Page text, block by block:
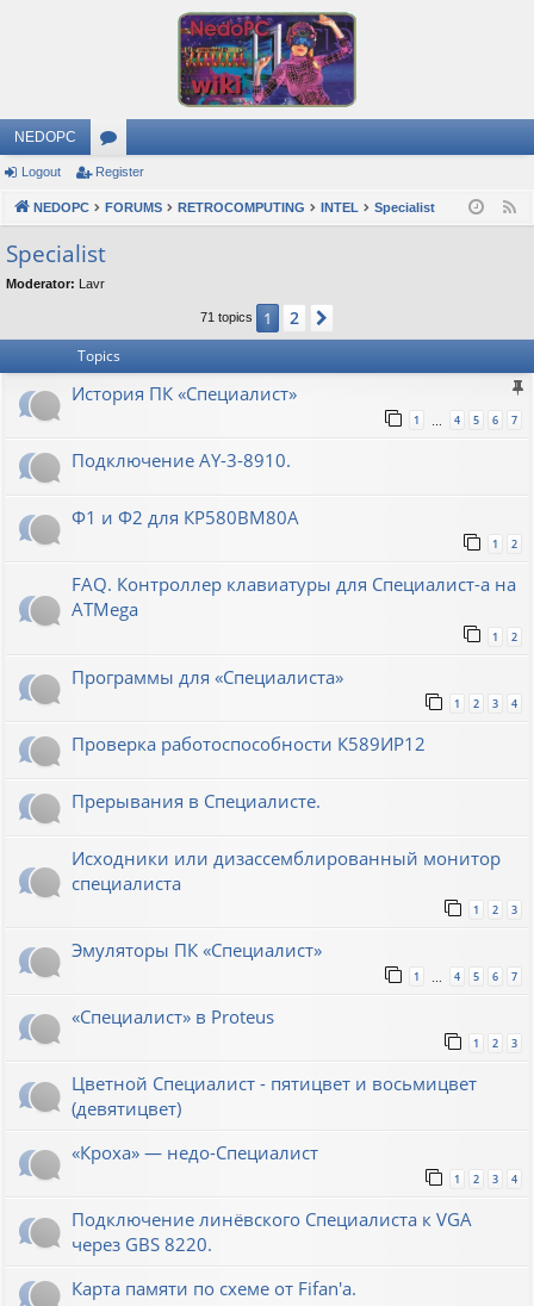
NEDOPC
or
u
m
s
Logout Register
NEDOPC FORUMS RETROCOMPUTING INTEL Specialist
Specialist
Moderator: Lavr
71 topics 1 2
Topics
История ПК «Специалист»
1 … 4 5 6 7
Подключение AY-3-8910.
Ф1 и Ф2 для КР580ВМ80А
1 2
FAQ. Контроллер клавиатуры для Специалист-а на
ATMega
1 2
Программы для «Специалиста»
1 2 3 4
Проверка работоспособности К589ИР12
Прерывания в Специалисте.
Исходники или дизассемблированный монитор
специалиста
1 2 3
Эмуляторы ПК «Специалист»
1 4 5 6 7
«Специалист» в Proteus
1 2 3
Цветной Специалист - пятицвет и восьмицвет
(девятицвет)
«Кроха» — недо-Специалист
1 2 3 4
Подключение линёвского Специалиста к VGA
через GBS 8220.
Карта памяти по схеме от Fifan'a.